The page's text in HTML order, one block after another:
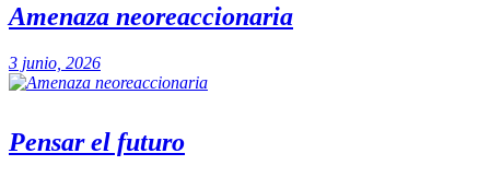
Amenaza neoreaccionaria
3 junio, 2026
Pensar el futuro